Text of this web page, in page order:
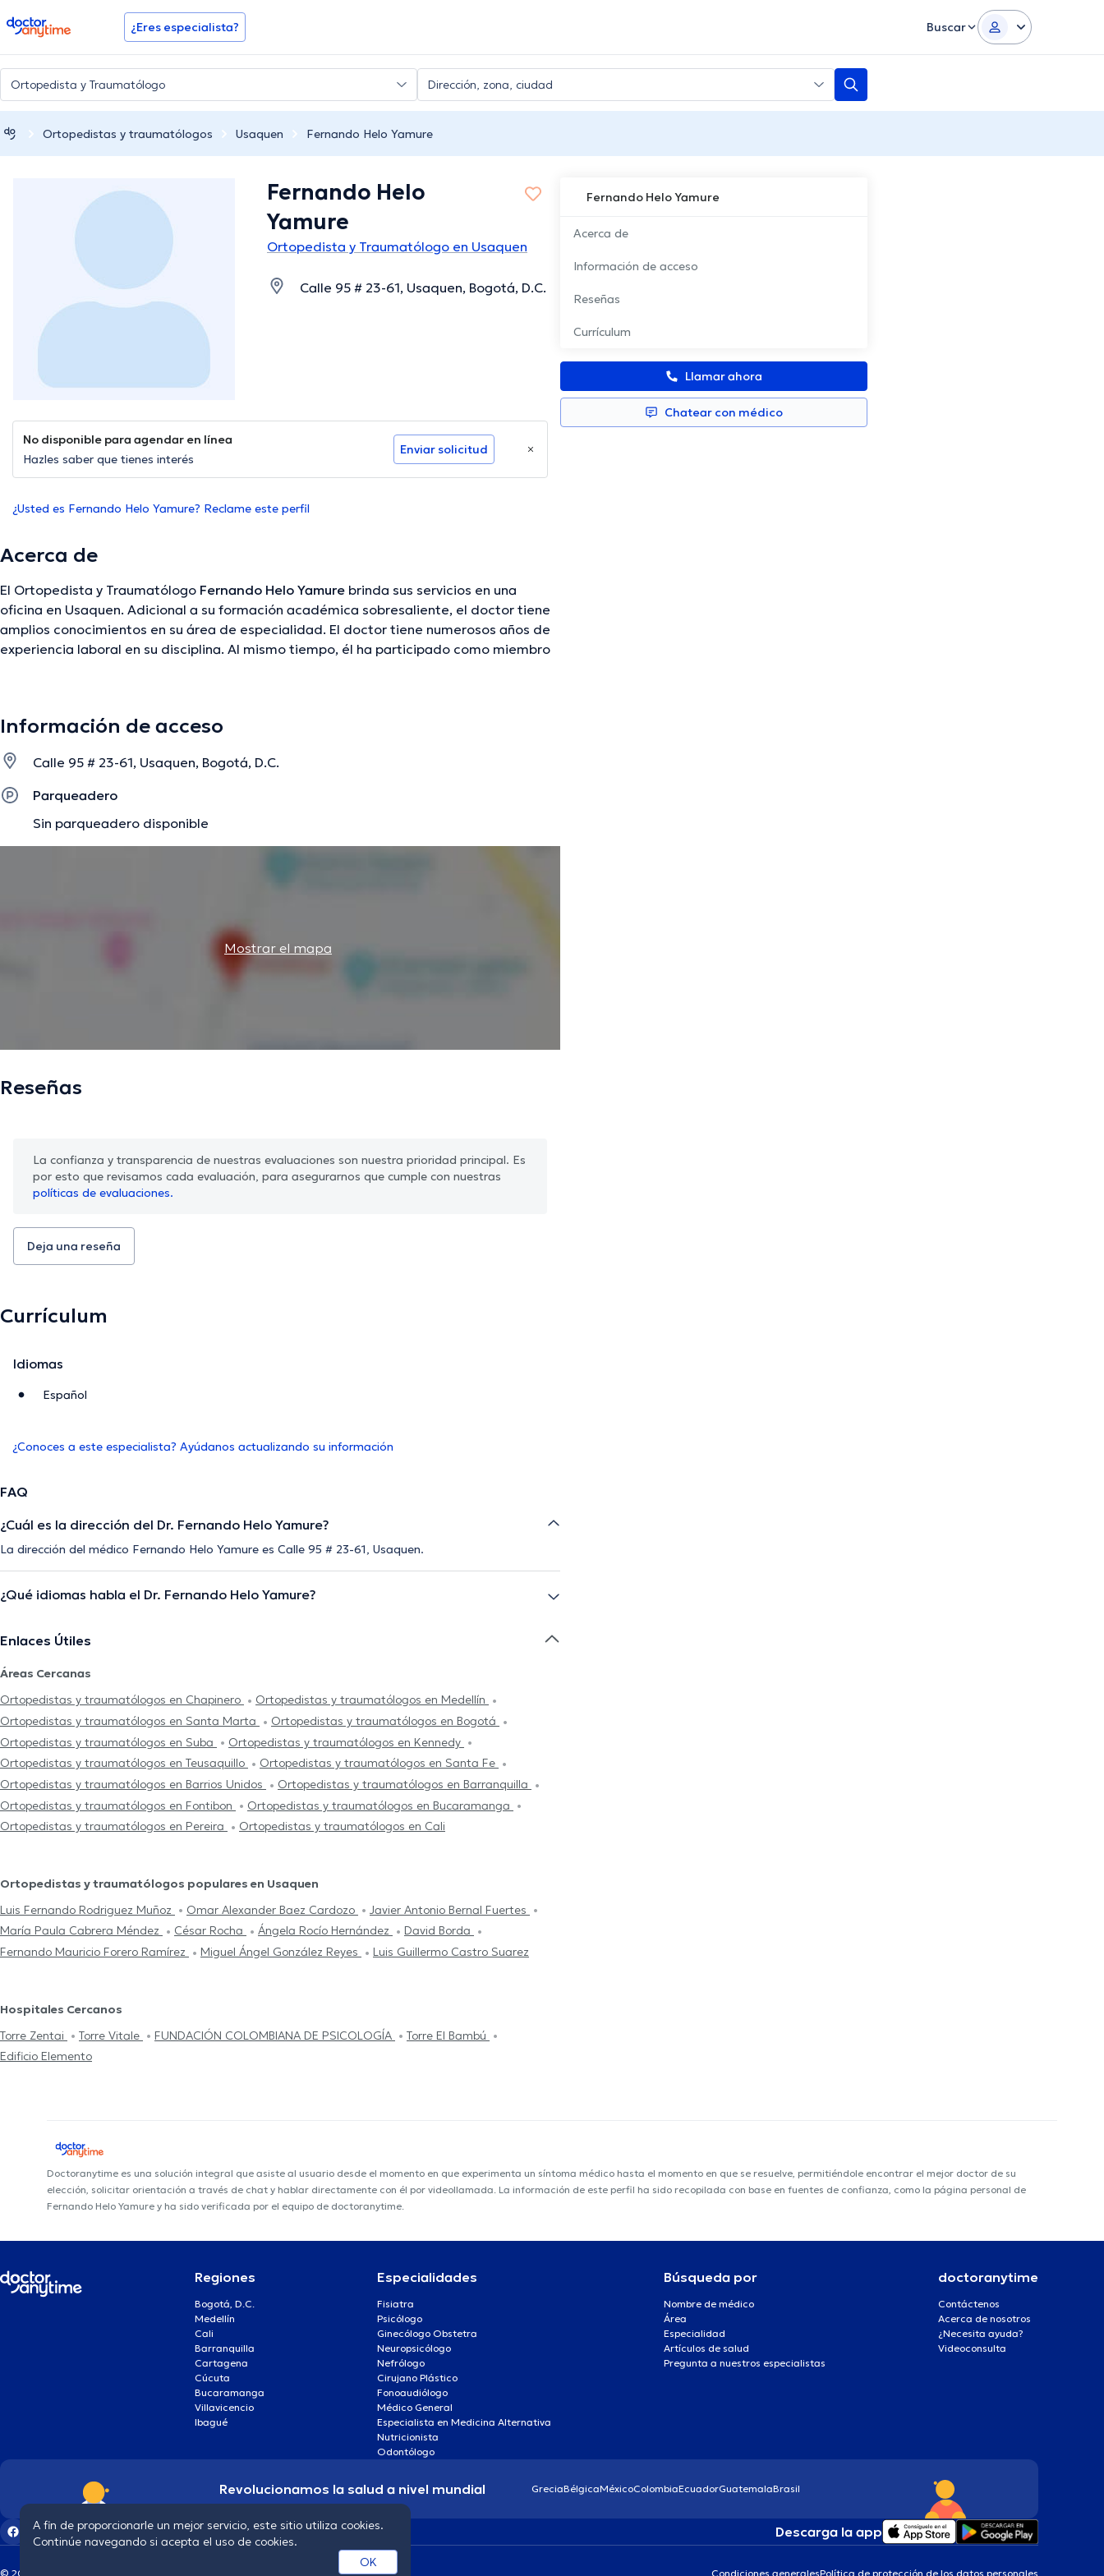
doctoranytime ¿Eres especialista? Buscar
Ortopedistas y traumatólogos Usaquen Fernando Helo Yamure
Fernando Helo Yamure
Acerca de
Información de acceso
Reseñas
Currículum
Llamar ahora
Chatear con médico
Fernando Helo
Yamure
Ortopedista y Traumatólogo en Usaquen
Calle 95 # 23-61, Usaquen, Bogotá, D.C.
No disponible para agendar en línea
Hazles saber que tienes interés
Enviar solicitud
¿Usted es Fernando Helo Yamure? Reclame este perfil
Acerca de
El Ortopedista y Traumatólogo Fernando Helo Yamure brinda sus servicios en una
oficina en Usaquen. Adicional a su formación académica sobresaliente, el doctor tiene
amplios conocimientos en su área de especialidad. El doctor tiene numerosos años de
experiencia laboral en su disciplina. Al mismo tiempo, él ha participado como miembro
la salud puede hablar Español en su consultorio.
Información de acceso
Calle 95 # 23-61, Usaquen, Bogotá, D.C.
Parqueadero
Sin parqueadero disponible
Mostrar el mapa
Reseñas
La confianza y transparencia de nuestras evaluaciones son nuestra prioridad principal. Es
por esto que revisamos cada evaluación, para asegurarnos que cumple con nuestras
políticas de evaluaciones.
Deja una reseña
Currículum
Idiomas
Español
¿Conoces a este especialista? Ayúdanos actualizando su información
FAQ
¿Cuál es la dirección del Dr. Fernando Helo Yamure?
La dirección del médico Fernando Helo Yamure es Calle 95 # 23-61, Usaquen.
¿Qué idiomas habla el Dr. Fernando Helo Yamure?
Enlaces Útiles
Áreas Cercanas
Ortopedistas y traumatólogos en Chapinero
Ortopedistas y traumatólogos en Medellín
Ortopedistas y traumatólogos en Santa Marta
Ortopedistas y traumatólogos en Bogotá
Ortopedistas y traumatólogos en Suba
Ortopedistas y traumatólogos en Kennedy
Ortopedistas y traumatólogos en Teusaquillo
Ortopedistas y traumatólogos en Santa Fe
Ortopedistas y traumatólogos en Barrios Unidos
Ortopedistas y traumatólogos en Barranquilla
Ortopedistas y traumatólogos en Fontibon
Ortopedistas y traumatólogos en Bucaramanga
Ortopedistas y traumatólogos en Pereira
Ortopedistas y traumatólogos en Cali
Ortopedistas y traumatólogos populares en Usaquen
Luis Fernando Rodriguez Muñoz
Omar Alexander Baez Cardozo
Javier Antonio Bernal Fuertes
María Paula Cabrera Méndez
César Rocha Ángela Rocío Hernández
David Borda
Fernando Mauricio Forero Ramírez
Miguel Ángel González Reyes Luis Guillermo Castro Suarez
Hospitales Cercanos
Torre Zentai
Torre Vitale FUNDACIÓN COLOMBIANA DE PSICOLOGÍA
Torre El Bambú
Edificio Elemento
Doctoranytime es una solución integral que asiste al usuario desde el momento en que experimenta un síntoma médico hasta el momento en que se resuelve, permitiéndole encontrar el mejor doctor de su
elección, solicitar orientación a través de chat y hablar directamente con él por videollamada. La información de este perfil ha sido recopilada con base en fuentes de confianza, como la página personal de
Fernando Helo Yamure y ha sido verificada por el equipo de doctoranytime.
Regiones
Bogotá, D.C.
Medellín
Cali
Barranquilla
Cartagena
Cúcuta
Bucaramanga
Villavicencio
Ibagué
Especialidades
Fisiatra
Psicólogo
Ginecólogo Obstetra
Neuropsicólogo
Nefrólogo
Cirujano Plástico
Fonoaudiólogo
Médico General
Especialista en Medicina Alternativa
Nutricionista
Odontólogo
Búsqueda por
Nombre de médico
Área
Especialidad
Artículos de salud
Pregunta a nuestros especialistas
doctoranytime
Contáctenos
Acerca de nosotros
¿Necesita ayuda?
Videoconsulta
Revolucionamos la salud a nivel mundial GreciaBélgicaMéxicoColombiaEcuadorGuatemalaBrasil
Descarga la app
Condiciones generalesPolítica de protección de los datos personales
© 2026 doctoranytime
A fin de proporcionarle un mejor servicio, este sitio utiliza cookies.
Continúe navegando si acepta el uso de cookies.
OK